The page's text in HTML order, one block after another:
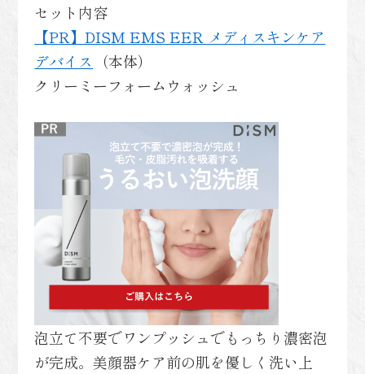
セット内容
【PR】DISM EMS EER メディスキンケア
デバイス
（本体）
クリーミーフォームウォッシュ
泡立て不要でワンプッシュでもっちり濃密泡
が完成。美顔器ケア前の肌を優しく洗い上